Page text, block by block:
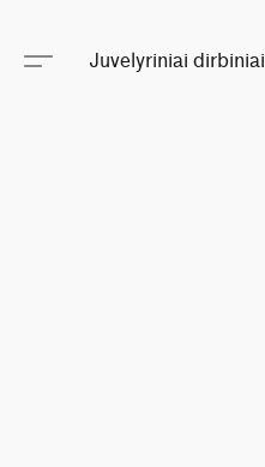
Juvelyriniai dirbiniai